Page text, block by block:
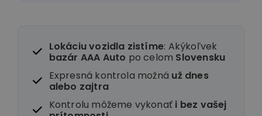
Lokáciu vozidla zistíme: Akýkoľvek
bazár AAA Auto po celom Slovensku
Expresná kontrola možná už dnes
alebo zajtra
Kontrolu môžeme vykonať i bez vašej